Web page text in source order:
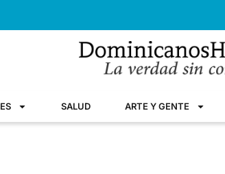
SALUD ARTE Y GENTE